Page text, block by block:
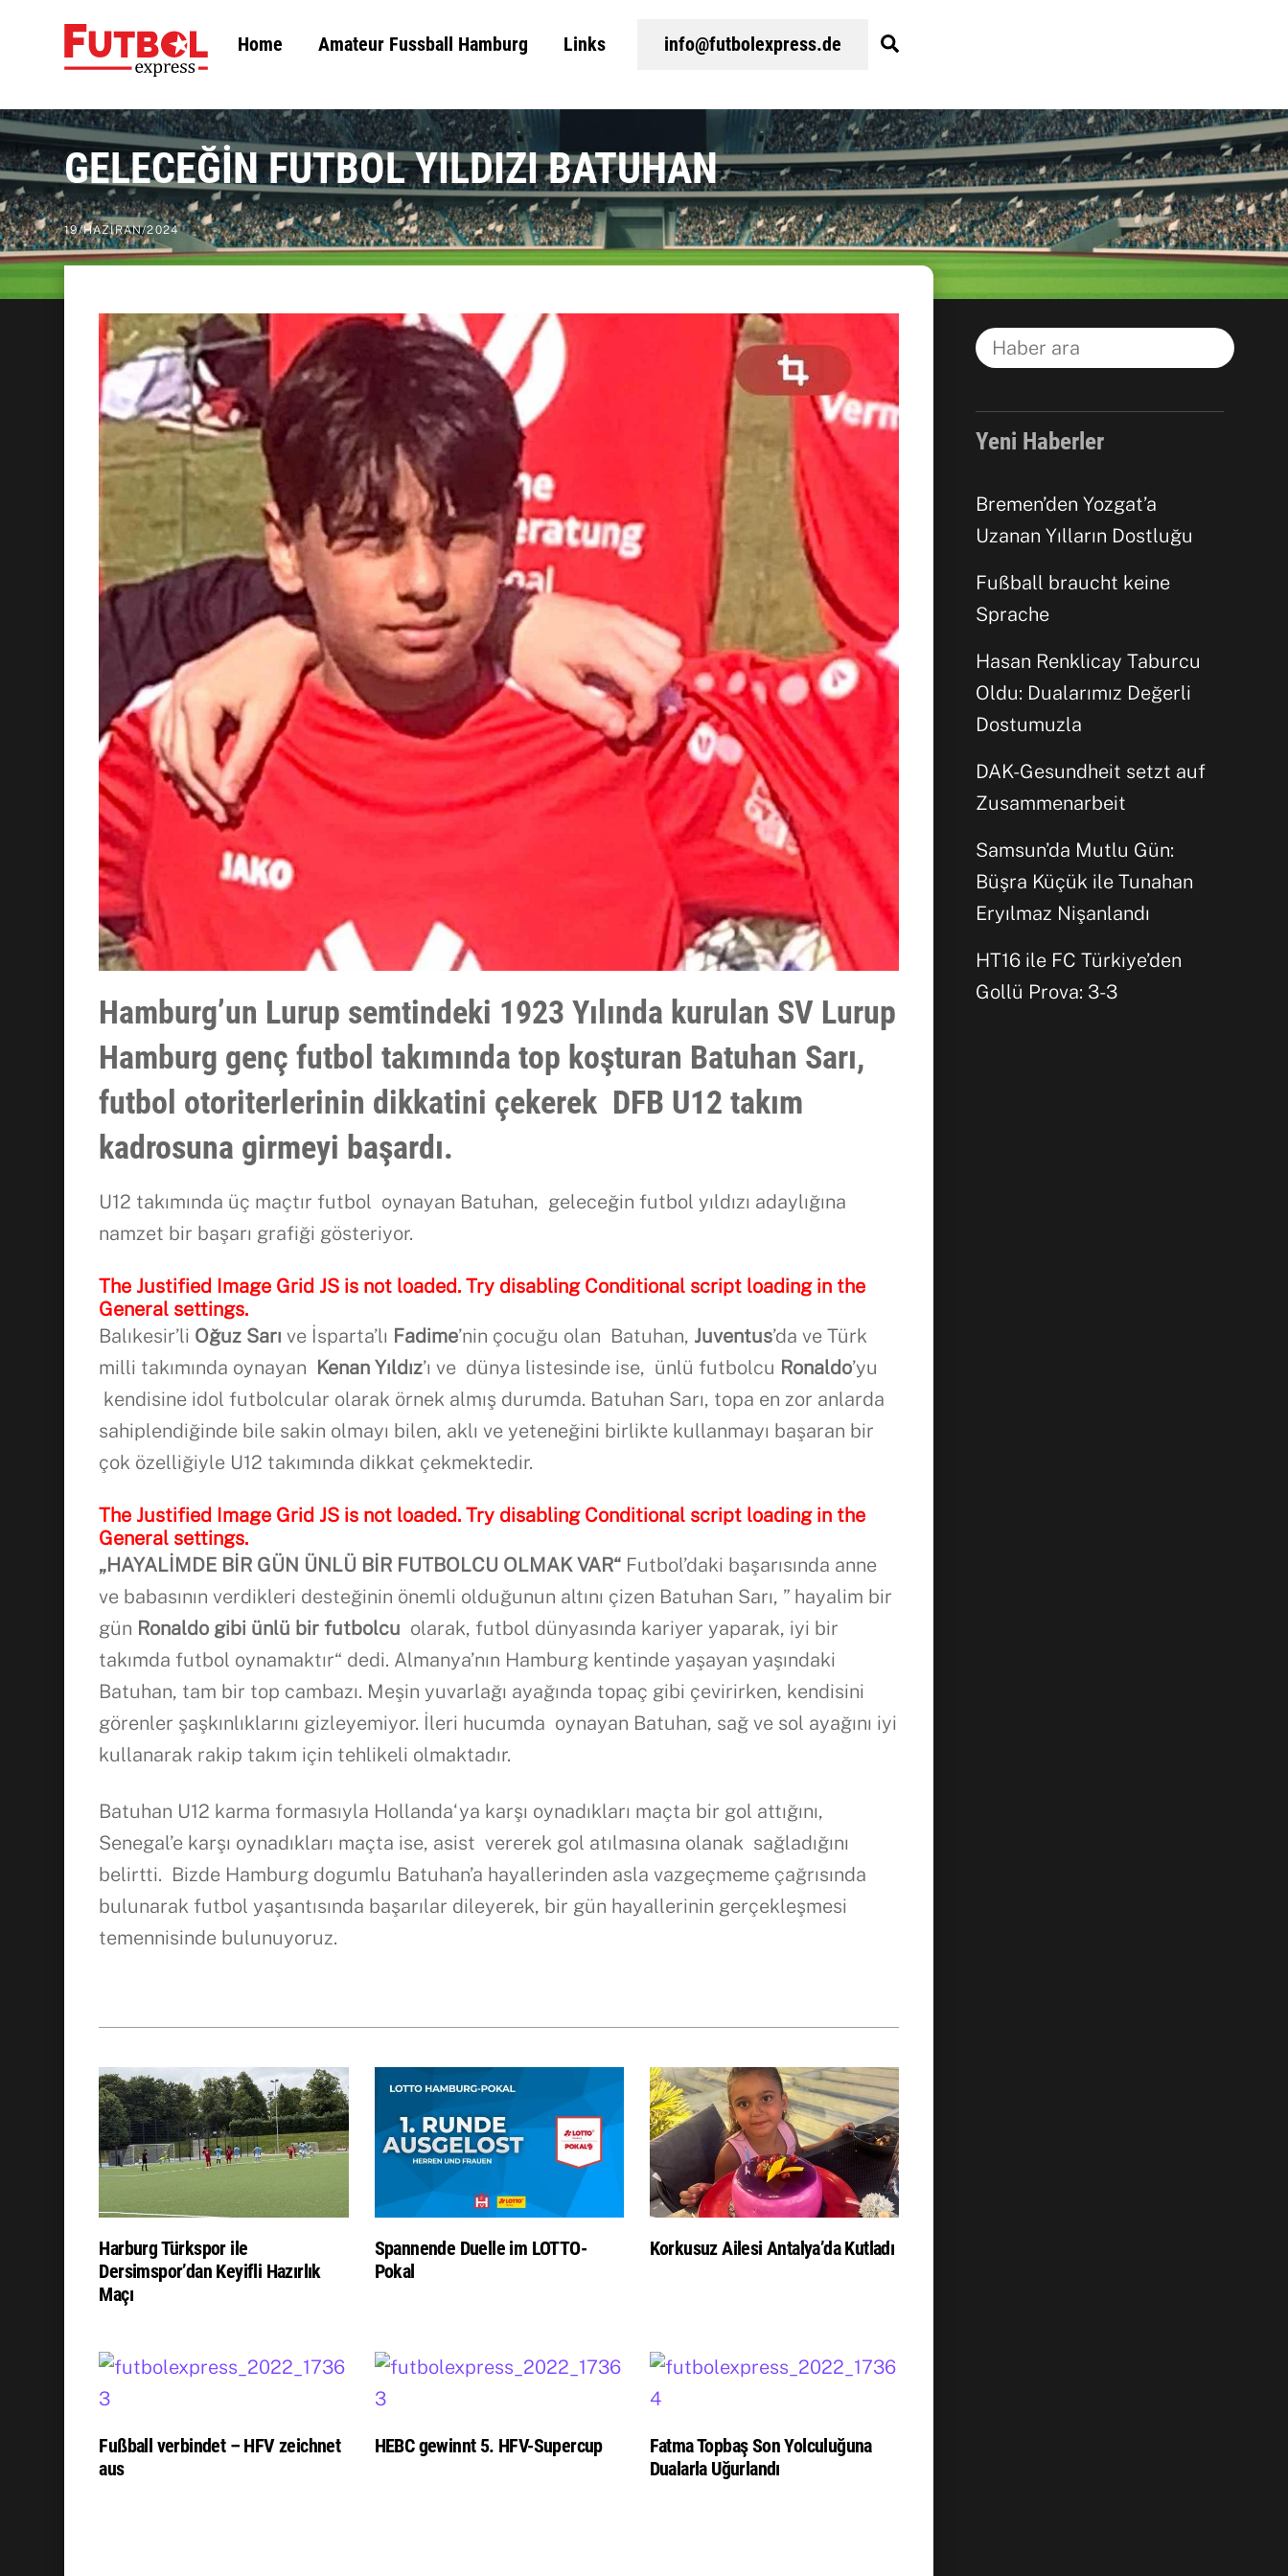
content
Home Amateur Fussball Hamburg Links info@futbolexpress.de
GELECEĞİN FUTBOL YILDIZI BATUHAN
19/HAZIRAN/2024
Hamburg’un Lurup semtindeki 1923 Yılında kurulan SV Lurup
Hamburg genç futbol takımında top koşturan Batuhan Sarı,
futbol otoriterlerinin dikkatini çekerek DFB U12 takım
kadrosuna girmeyi başardı.
U12 takımında üç maçtır futbol oynayan Batuhan, geleceğin futbol yıldızı adaylığına
namzet bir başarı grafiği gösteriyor.
The Justified Image Grid JS is not loaded. Try disabling Conditional script loading in the
General settings.
Balıkesir’li Oğuz Sarı ve İsparta’lı Fadime’nin çocuğu olan Batuhan, Juventus’da ve Türk
milli takımında oynayan Kenan Yıldız’ı ve dünya listesinde ise, ünlü futbolcu Ronaldo’yu
kendisine idol futbolcular olarak örnek almış durumda. Batuhan Sarı, topa en zor anlarda
sahiplendiğinde bile sakin olmayı bilen, aklı ve yeteneğini birlikte kullanmayı başaran bir
çok özelliğiyle U12 takımında dikkat çekmektedir.
The Justified Image Grid JS is not loaded. Try disabling Conditional script loading in the
General settings.
„HAYALİMDE BİR GÜN ÜNLÜ BİR FUTBOLCU OLMAK VAR“ Futbol’daki başarısında anne
ve babasının verdikleri desteğinin önemli olduğunun altını çizen Batuhan Sarı, ” hayalim bir
gün Ronaldo gibi ünlü bir futbolcu olarak, futbol dünyasında kariyer yaparak, iyi bir
takımda futbol oynamaktır“ dedi. Almanya’nın Hamburg kentinde yaşayan yaşındaki
Batuhan, tam bir top cambazı. Meşin yuvarlağı ayağında topaç gibi çevirirken, kendisini
görenler şaşkınlıklarını gizleyemiyor. İleri hucumda oynayan Batuhan, sağ ve sol ayağını iyi
kullanarak rakip takım için tehlikeli olmaktadır.
Batuhan U12 karma formasıyla Hollanda‘ya karşı oynadıkları maçta bir gol attığını,
Senegal’e karşı oynadıkları maçta ise, asist vererek gol atılmasına olanak sağladığını
belirtti. Bizde Hamburg dogumlu Batuhan’a hayallerinden asla vazgeçmeme çağrısında
bulunarak futbol yaşantısında başarılar dileyerek, bir gün hayallerinin gerçekleşmesi
temennisinde bulunuyoruz.
Harburg Türkspor ile
Dersimspor’dan Keyifli Hazırlık
Maçı
Spannende Duelle im LOTTO-
Pokal
Korkusuz Ailesi Antalya’da Kutladı
Fußball verbindet – HFV zeichnet
aus
HEBC gewinnt 5. HFV-Supercup
Fatma Topbaş Son Yolculuğuna
Dualarla Uğurlandı
Yeni Haberler
Bremen’den Yozgat’a
Uzanan Yılların Dostluğu
Fußball braucht keine
Sprache
Hasan Renklicay Taburcu
Oldu: Dualarımız Değerli
Dostumuzla
DAK-Gesundheit setzt auf
Zusammenarbeit
Samsun’da Mutlu Gün:
Büşra Küçük ile Tunahan
Eryılmaz Nişanlandı
HT16 ile FC Türkiye’den
Gollü Prova: 3-3